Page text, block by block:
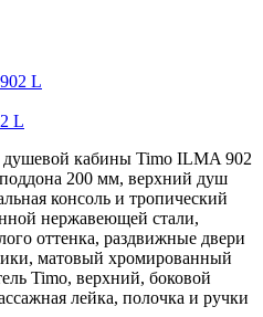
L
душевой кабины Timo ILMA 902
200 мм, верхний душ
консоль и тропический
нержавеющей стали,
оттенка, раздвижные двери
матовый хромированный
Timo, верхний, боковой
лейка, полочка и ручки